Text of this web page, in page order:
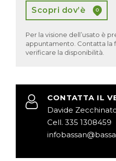
Scopri dov’è
Per la visione dell’usato è
appuntamento. Contatta la
verificare la disponibilità.
CONTATTA IL
Davide
Cell. 335 1308459